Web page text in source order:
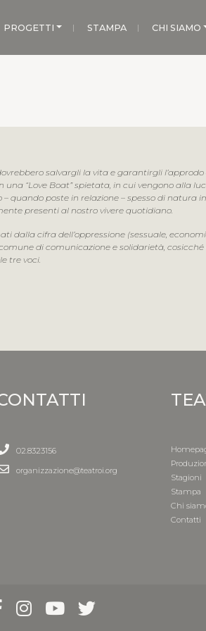
PROGETTI STAMPA CHI SIAMO
salvargli la vita e garantirgli
“Love Boat” spietata, in cui vengono alla
poste in relazione – spesso di natura
presenti al nostro vivere quotidiano.
dalla cifra dell’oppressione (sessuale,
di comunicazione e solidarietà,
tre voci.
02.8323156
organizzazione@teatroi.org
Stagioni
Stampa
Chi
Contatti